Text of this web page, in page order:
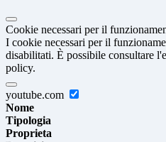
Cookie necessari per il
I cookie necessari per il
disabilitati. È possibile consultare
policy.
youtube.com
Nome
Tipologia
Proprieta